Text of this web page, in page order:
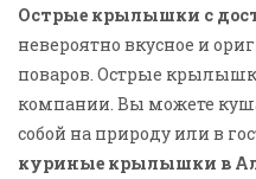
Острые крылышки с
невероятно вкусное и
поваров. Острые
компании. Вы можете
собой на природу или в
куриные крылышки в